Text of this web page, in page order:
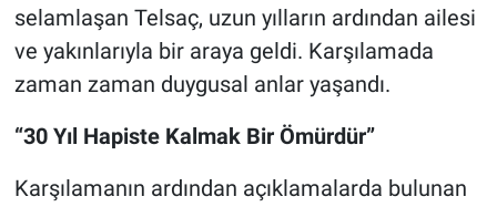
selamlaşan Telsaç, uzun yılların ardından ailesi
ve yakınlarıyla bir araya geldi. Karşılamada
zaman zaman duygusal anlar yaşandı.
“30 Yıl Hapiste Kalmak Bir Ömürdür”
Karşılamanın ardından açıklamalarda bulunan